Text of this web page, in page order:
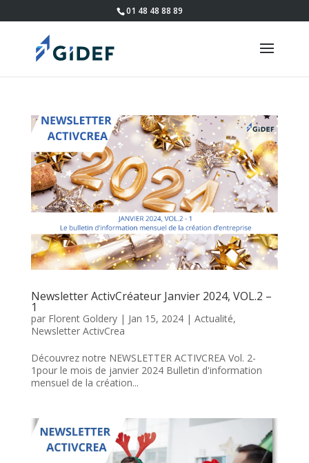
01 48 48 88 89
Newsletter ActivCréateur Janvier 2024, VOL.2 –
1
par Florent Goldery| Jan 15, 2024| Actualité,
Newsletter ActivCrea
Découvrez notre NEWSLETTER ACTIVCREA Vol. 2-
1pour le mois de janvier 2024 Bulletin d'information
mensuel de la création...